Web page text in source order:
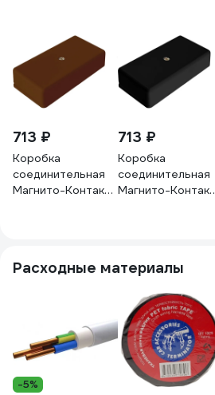
713 ₽
Коробка
соединительная
Магнито-Контакт
713 ₽
Коробка
соединительная
Магнито-Контакт
Расходные материалы
-5%